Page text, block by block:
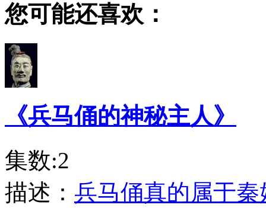
您可能还喜欢：
《兵马俑的神秘主人》
集数:2
描述： 兵马俑真的属于秦